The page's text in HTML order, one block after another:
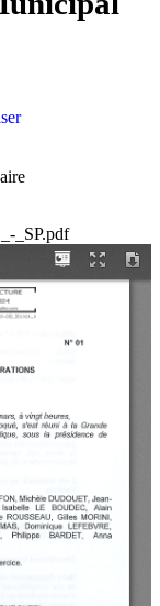
_SP.pdf